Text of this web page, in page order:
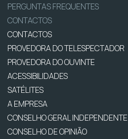
PERGUNTAS FREQUENTES
CONTACTOS
CONTACTOS
PROVEDORA DO TELESPECTADOR
PROVEDORA DO OUVINTE
ACESSIBILIDADES
SATÉLITES
A EMPRESA
CONSELHO GERAL INDEPENDENTE
CONSELHO DE OPINIÃO